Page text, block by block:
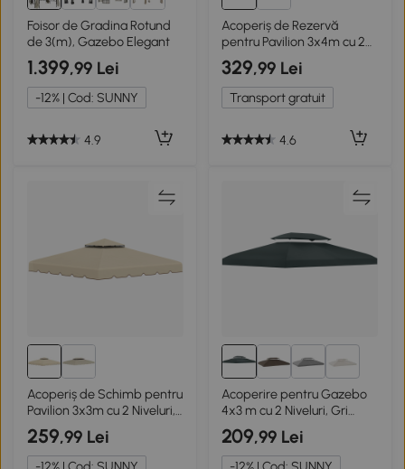
Foisor de Gradina Rotund
de 3(m), Gazebo Elegant
1.399,99 Lei
-12% | Cod: SUNNY
4.9
Acoperiș de Rezervă
pentru Pavilion 3x4m cu 2
Niveluri, Bej
329,99 Lei
Transport gratuit
4.6
Acoperiș de Schimb pentru
Pavilion 3x3m cu 2 Niveluri,
Bej
259,99 Lei
6+
Acoperire pentru Gazebo
4x3 m cu 2 Niveluri, Gri
Antracit
209,99 Lei